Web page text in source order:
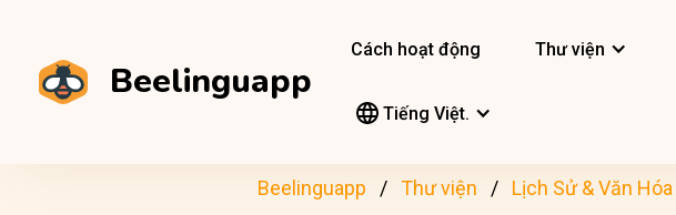
Beelinguapp
Cách hoạt động Thư viện
Tiếng Việt.
Beelinguapp Thư viện Lịch Sử & Văn Hóa